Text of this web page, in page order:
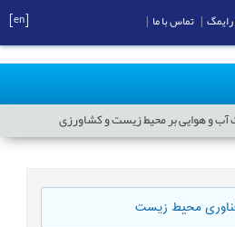
آب و هوایی بر محیط زیست و کشاورزی
محیط زیست
تماس با ما